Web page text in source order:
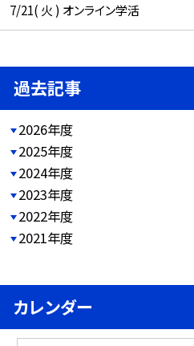
7/21( 火 ) オンライン学活
過去記事
2026年度
2025年度
2024年度
2023年度
2022年度
2021年度
カレンダー